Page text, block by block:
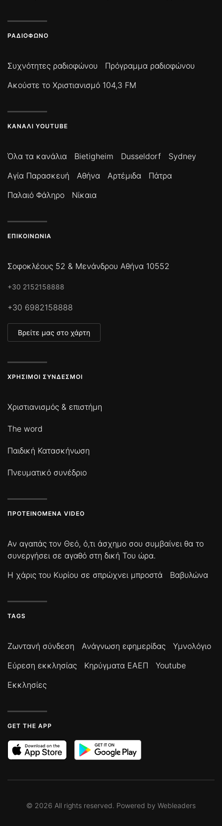
ΡΑΔΙΌΦΩΝΟ
Συχνότητες ραδιοφώνου
Πρόγραμμα ραδιοφώνου
Ακούστε το Χριστιανισμό 104,3 FM
ΚΑΝΆΛΙ YOUTUBE
Όλα τα κανάλια Bietigheim Dusseldorf
Sydney
Αγία Παρασκευή
Αθήνα Αρτέμιδα
Πάτρα
Παλαιό Φάληρο
Νίκαια
ΕΠΙΚΟΙΝΩΝΊΑ
Σοφοκλέους 52 & Μενάνδρου Αθήνα 10552
+30 2152158888
+30 6982158888
Βρείτε μας στο χάρτη
ΧΡΉΣΙΜΟΙ ΣΎΝΔΕΣΜΟΙ
Χριστιανισμός & επιστήμη
The word
Παιδική Κατασκήνωση
Πνευματικό συνέδριο
ΠΡΟΤΕΙΝΌΜΕΝΑ VIDEO
Αν αγαπάς τον Θεό, ό,τι άσχημο σου συμβαίνει θα το
συνεργήσει σε αγαθό στη δική Του ώρα.
Η χάρις του Κυρίου σε σπρώχνει μπροστά
Βαβυλώνα
TAGS
Ζωντανή σύνδεση Ανάγνωση εφημερίδας
Υμνολόγιο
Εύρεση εκκλησίας
Κηρύγματα ΕΑΕΠ
Youtube
Εκκλησίες
GET THE APP
© 2026 All rights reserved. Powered by Webleaders